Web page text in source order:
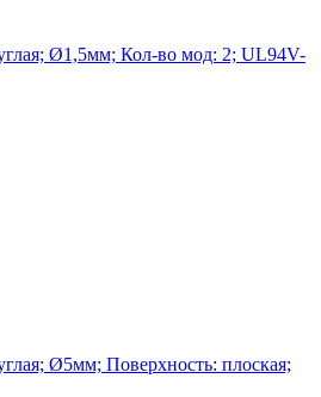
Ø1,5мм; Кол-во мод: 2; UL94V-
Ø5мм; Поверхность: плоская;